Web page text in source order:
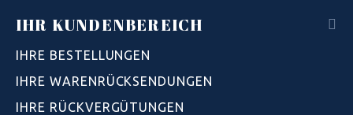
IHR KUNDENBEREICH
IHRE BESTELLUNGEN
IHRE WARENRÜCKSENDUNGEN
IHRE RÜCKVERGÜTUNGEN